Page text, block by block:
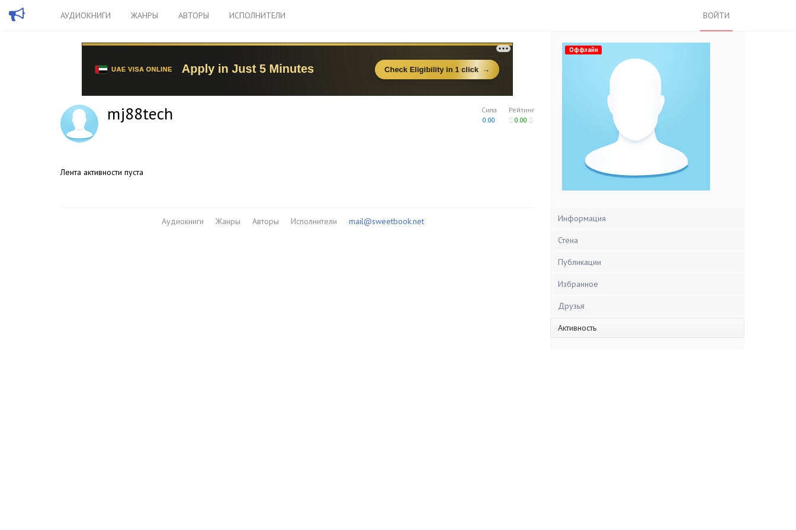
АУДИОКНИГИ ЖАНРЫ АВТОРЫ ИСПОЛНИТЕЛИ ВОЙТИ
Рейтинг
0.00
Сила
0.00
mj88tech
Лента активности пуста
Аудиокниги Жанры Авторы Исполнители mail@sweetbook.net
Оффлайн
Информация
Стена
Публикации
Избранное
Друзья
Активность